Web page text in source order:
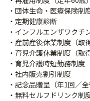
・団体生命・医療保険制
・定期健康診断
・インフルエンザワクチ
・産前産後休業制度（取
・育児介護休業制度（取
・育児介護時短勤務制度
・社内販売割引制度
・記念品贈呈（年1回／全
・無料セルフドリンク制